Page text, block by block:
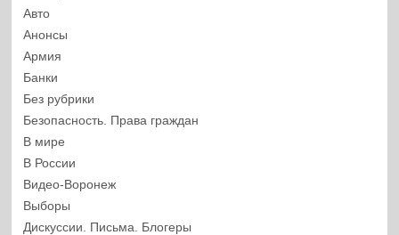
Авто
Анонсы
Армия
Банки
Без рубрики
Безопасность. Права граждан
В мире
В России
Видео-Воронеж
Выборы
Дискуссии. Письма. Блогеры